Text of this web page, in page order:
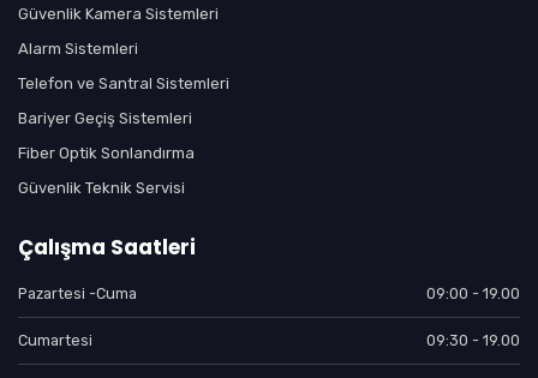
Güvenlik Kamera Sistemleri
Alarm Sistemleri
Telefon ve Santral Sistemleri
Bariyer Geçiş Sistemleri
Fiber Optik Sonlandırma
Güvenlik Teknik Servisi
Çalışma Saatleri
Pazartesi -Cuma 09:00 - 19.00
Cumartesi 09:30 - 19.00